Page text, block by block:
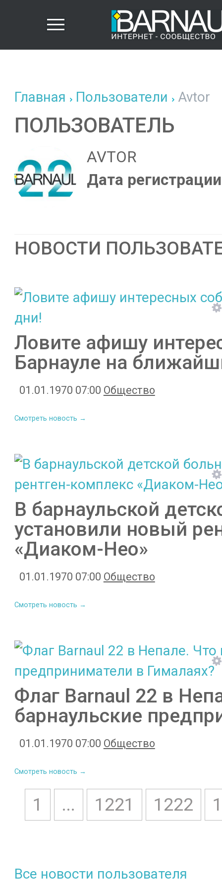
Главная Пользователи Avtor
ПОЛЬЗОВАТЕЛЬ
AVTOR
Дата
НОВОСТИ
Ловите афишу
Барнауле на
01.01.1970 07:00 Общество
Смотреть новость →
В барнаульской
установили новый
«Диаком-Нео»
01.01.1970 07:00 Общество
Смотреть новость →
Флаг Barnaul 22 в
барнаульские
01.01.1970 07:00 Общество
Смотреть новость →
1 ... 1221 1222
Все новости пользователя